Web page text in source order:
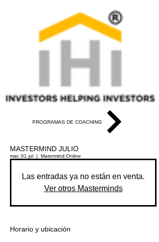
PROGRAMAS DE COACHING
MASTERMIND JULIO
mar, 01 jul
  |
Matermind Online
Las entradas ya no están en venta.
Ver otros Masterminds
Horario y ubicación